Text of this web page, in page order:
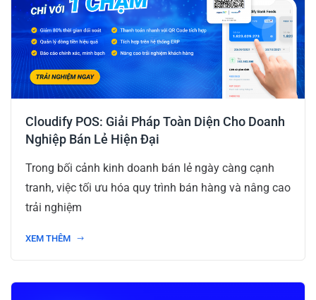
Cloudify POS: Giải Pháp Toàn Diện Cho Doanh
Nghiệp Bán Lẻ Hiện Đại
Trong bối cảnh kinh doanh bán lẻ ngày càng cạnh
tranh, việc tối ưu hóa quy trình bán hàng và nâng cao
trải nghiệm
XEM THÊM